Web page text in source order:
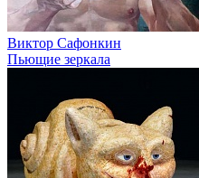
Виктор Сафонкин
Пьющие зеркала